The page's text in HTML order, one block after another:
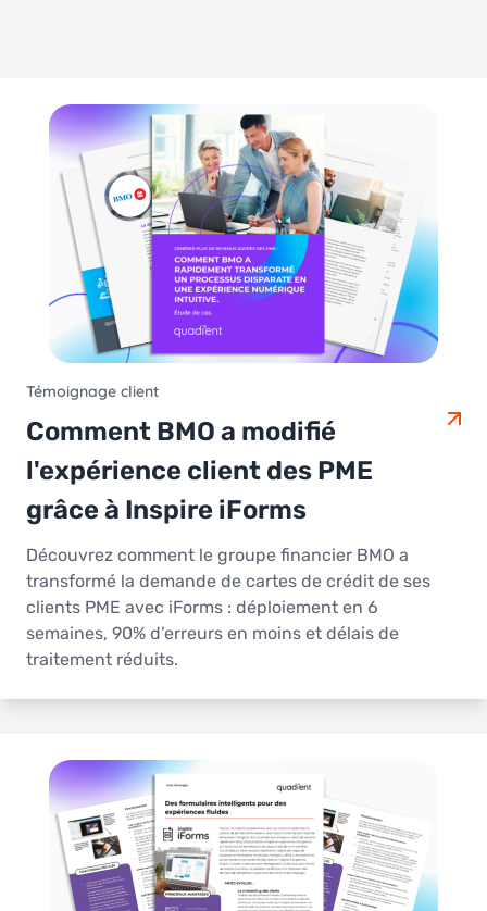
Témoignage client
Comment BMO a modifié
l'expérience client des PME
grâce à Inspire iForms
Découvrez comment le groupe financier BMO a
transformé la demande de cartes de crédit de ses
clients PME avec iForms : déploiement en 6
semaines, 90% d’erreurs en moins et délais de
traitement réduits.